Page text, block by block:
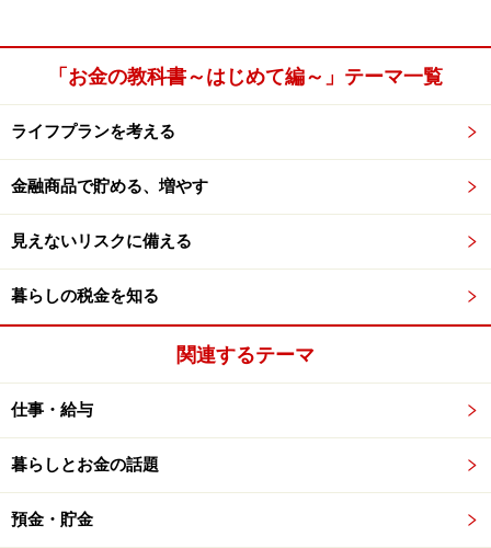
「お金の教科書～はじめて編～」テーマ一覧
ライフプランを考える
金融商品で貯める、増やす
見えないリスクに備える
暮らしの税金を知る
関連するテーマ
仕事・給与
暮らしとお金の話題
預金・貯金